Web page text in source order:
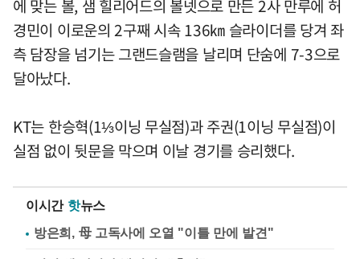
에 맞는 볼, 샘 힐리어드의 볼넷으로 만든 2사 만루에 허
경민이 이로운의 2구째 시속 136㎞ 슬라이더를 당겨 좌
측 담장을 넘기는 그랜드슬램을 날리며 단숨에 7-3으로
달아났다.
KT는 한승혁(1⅓이닝 무실점)과 주권(1이닝 무실점)이
실점 없이 뒷문을 막으며 이날 경기를 승리했다.
이시간 핫뉴스
방은희, 母 고독사에 오열 "이틀 만에 발견"